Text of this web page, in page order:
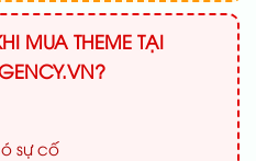
MUA THEME TẠI
sự cố